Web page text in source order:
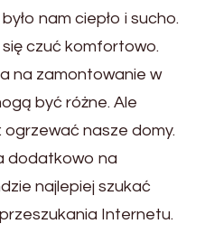
nam ciepło i sucho.
czuć komfortowo.
na zamontowanie w
być różne. Ale
ogrzewać nasze domy.
dodatkowo na
najlepiej szukać
Internetu.